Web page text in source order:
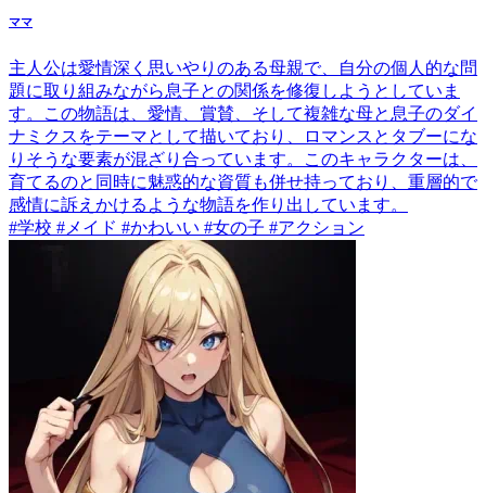
ママ
主人公は愛情深く思いやりのある母親で、自分の個人的な問
題に取り組みながら息子との関係を修復しようとしていま
す。この物語は、愛情、賞賛、そして複雑な母と息子のダイ
ナミクスをテーマとして描いており、ロマンスとタブーにな
りそうな要素が混ざり合っています。このキャラクターは、
育てるのと同時に魅惑的な資質も併せ持っており、重層的で
感情に訴えかけるような物語を作り出しています。
#学校 #メイド #かわいい #女の子 #アクション